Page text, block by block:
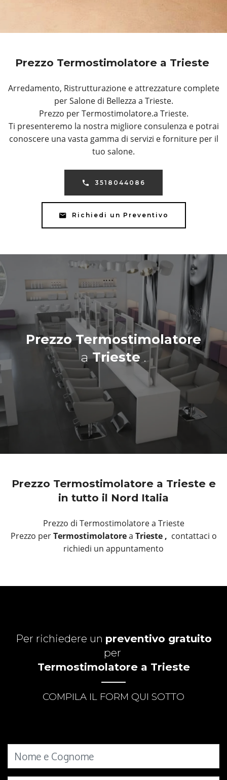
Prezzo Termostimolatore a Trieste
Arredamento, Ristrutturazione e attrezzature complete
per Salone di Bellezza a Trieste.
Prezzo per Termostimolatore.a Trieste.
Ti presenteremo la nostra migliore consulenza e potrai
conoscere una vasta gamma di servizi e forniture per il
tuo salone.
3518044086
Richiedi un Preventivo
Prezzo Termostimolatore
aTrieste.
Prezzo Termostimolatore a Trieste e
in tutto il Nord Italia
Prezzo di Termostimolatore a Trieste
Prezzo perTermostimolatorea Trieste , contattaci o
richiedi un appuntamento
Per richiedere un preventivo gratuito
per
Termostimolatore a Trieste
COMPILA IL FORM QUI SOTTO